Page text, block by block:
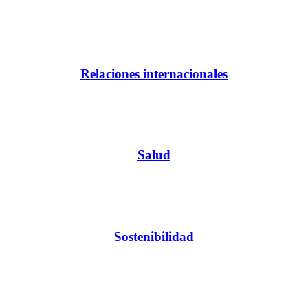
Relaciones internacionales
Salud
Sostenibilidad